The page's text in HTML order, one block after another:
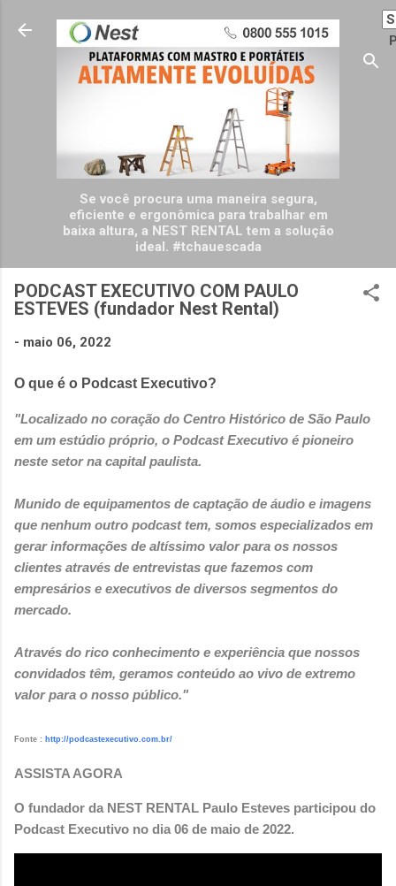
Pular para o conteúdo principal
Se você procura uma maneira segura,
eficiente e ergonômica para trabalhar em
baixa altura, a NEST RENTAL tem a solução
ideal. #tchauescada
PODCAST EXECUTIVO COM PAULO
ESTEVES (fundador Nest Rental)
- maio 06, 2022
O que é o Podcast Executivo?
"Localizado no coração do Centro Histórico de São Paulo
em um estúdio próprio, o Podcast Executivo é pioneiro
neste setor na capital paulista.
Munido de equipamentos de captação de áudio e imagens
que nenhum outro podcast tem, somos especializados em
gerar informações de altíssimo valor para os nossos
clientes através de entrevistas que fazemos com
empresários e executivos de diversos segmentos do
mercado.
Através do rico conhecimento e experiência que nossos
convidados têm, geramos conteúdo ao vivo de extremo
valor para o nosso público."
Fonte : http://podcastexecutivo.com.br/
ASSISTA AGORA
O fundador da NEST RENTAL Paulo Esteves participou do
Podcast Executivo no dia 06 de maio de 2022.